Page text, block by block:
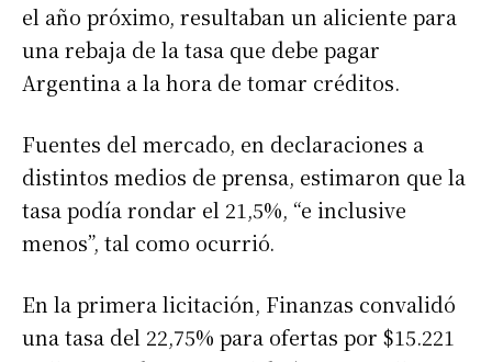
el año próximo, resultaban un aliciente para
una rebaja de la tasa que debe pagar
Argentina a la hora de tomar créditos.
Fuentes del mercado, en declaraciones a
distintos medios de prensa, estimaron que la
tasa podía rondar el 21,5%, “e inclusive
menos”, tal como ocurrió.
En la primera licitación, Finanzas convalidó
una tasa del 22,75% para ofertas por $15.221